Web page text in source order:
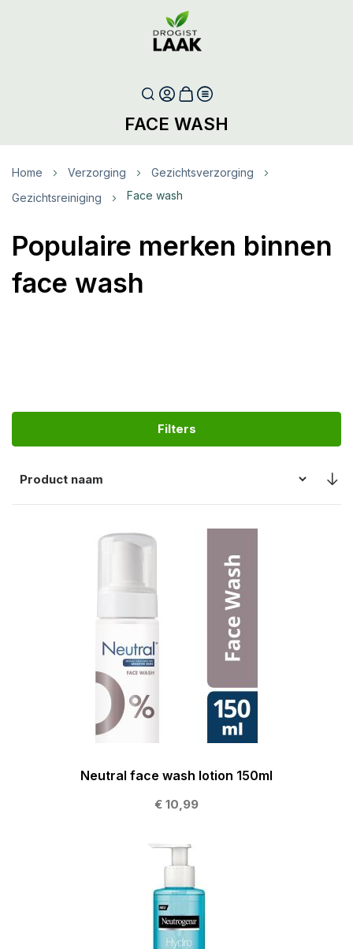
FACE WASH
Home Verzorging
Gezichtsverzorging
Gezichtsreiniging
Face wash
Populaire merken binnen
face wash
Filters
Neutral face wash lotion 150ml
€ 10,99